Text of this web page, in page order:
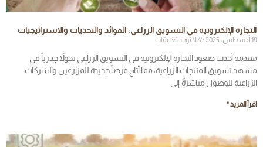
التجارة الإلكترونية في التسويق الزراعي: الفوائد والتحديات والاستراتيجيات
19 أغسطس، 2025 لا توجد تعليقات
مقدمة أحدث صعود التجارة الإلكترونية في التسويق الزراعي تحولاً جذرياً في
مشهد تسويق المنتجات الزراعية، مما أتاح فرصاً جديدة للمزارعين والشركات
الزراعية للوصول مباشرةً إلى
اقرأ المزيد "